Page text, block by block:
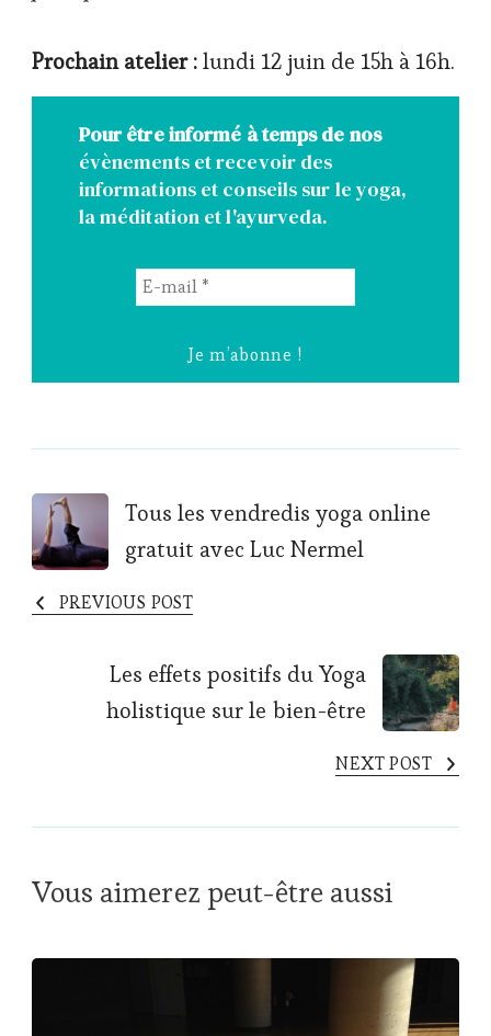
Prochain atelier :lundi 12 juin de 15h à 16h.
Pour être informé à temps de nos
évènements et recevoir des
informations et conseils sur le yoga,
la méditation et l'ayurveda.
*
Post
Navigation
Tous les vendredis yoga online
gratuit avec Luc Nermel
PREVIOUS POST
Les effets positifs du Yoga
holistique sur le bien-être
NEXT POST
Vous aimerez peut-être aussi